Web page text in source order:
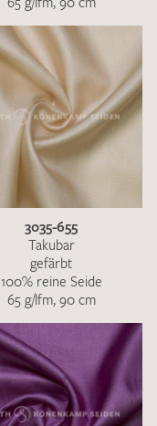
3035-655
Takubar
gefärbt
100% reine Seide
65 g/lfm, 90 cm